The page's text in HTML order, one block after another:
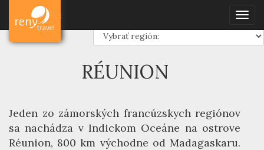
Dovolenka
RÉUNION
Jeden zo zámorských francúzskych regiónov
sa nachádza v Indickom Oceáne na ostrove
Réunion, 800 km východne od Madagaskaru.
Dovolenka